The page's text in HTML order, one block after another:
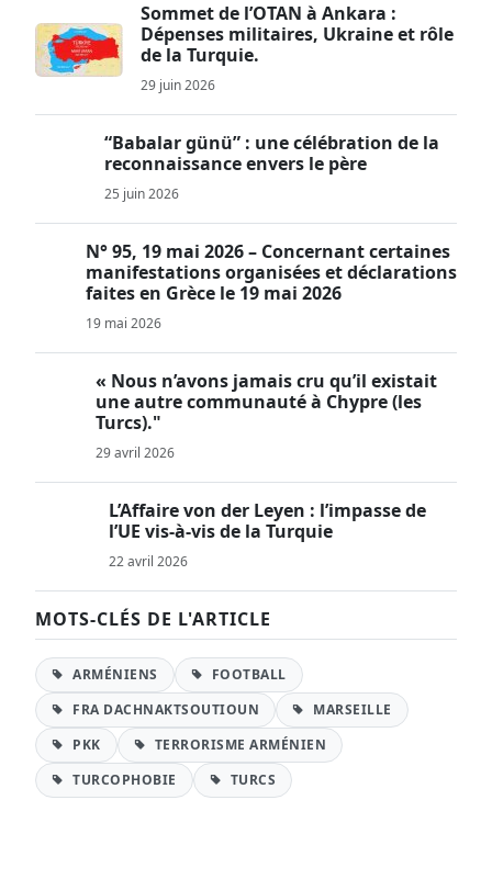
Sommet de l’OTAN à Ankara :
Dépenses militaires, Ukraine et rôle
de la Turquie.
29 juin 2026
“Babalar günü” : une célébration de la
reconnaissance envers le père
25 juin 2026
N° 95, 19 mai 2026 – Concernant certaines
manifestations organisées et déclarations
faites en Grèce le 19 mai 2026
19 mai 2026
« Nous n’avons jamais cru qu’il existait
une autre communauté à Chypre (les
Turcs)."
29 avril 2026
L’Affaire von der Leyen : l’impasse de
l’UE vis-à-vis de la Turquie
22 avril 2026
MOTS-CLÉS DE L'ARTICLE
ARMÉNIENS
FOOTBALL
FRA DACHNAKTSOUTIOUN
MARSEILLE
PKK
TERRORISME ARMÉNIEN
TURCOPHOBIE
TURCS